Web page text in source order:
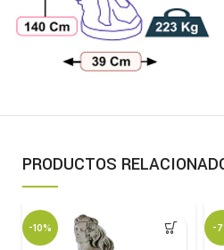
PRODUCTOS
-10% -